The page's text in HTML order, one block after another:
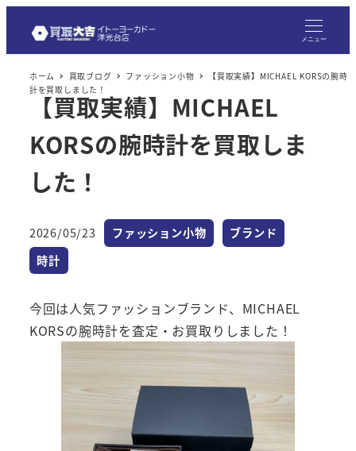
メニュー
ホーム 買取ブログ ファッション小物
【買取実績】MICHAEL KORSの腕時
計を買取しました！
【買取実績】MICHAEL
KORSの腕時計を買取しま
した！
投稿日
2026/05/23 カテゴリー
ファッション小物 カテゴリー
ブランド
カテゴリー
時計
今回は人気ファッションブランド、MICHAEL
KORSの腕時計を査定・お買取りしました！